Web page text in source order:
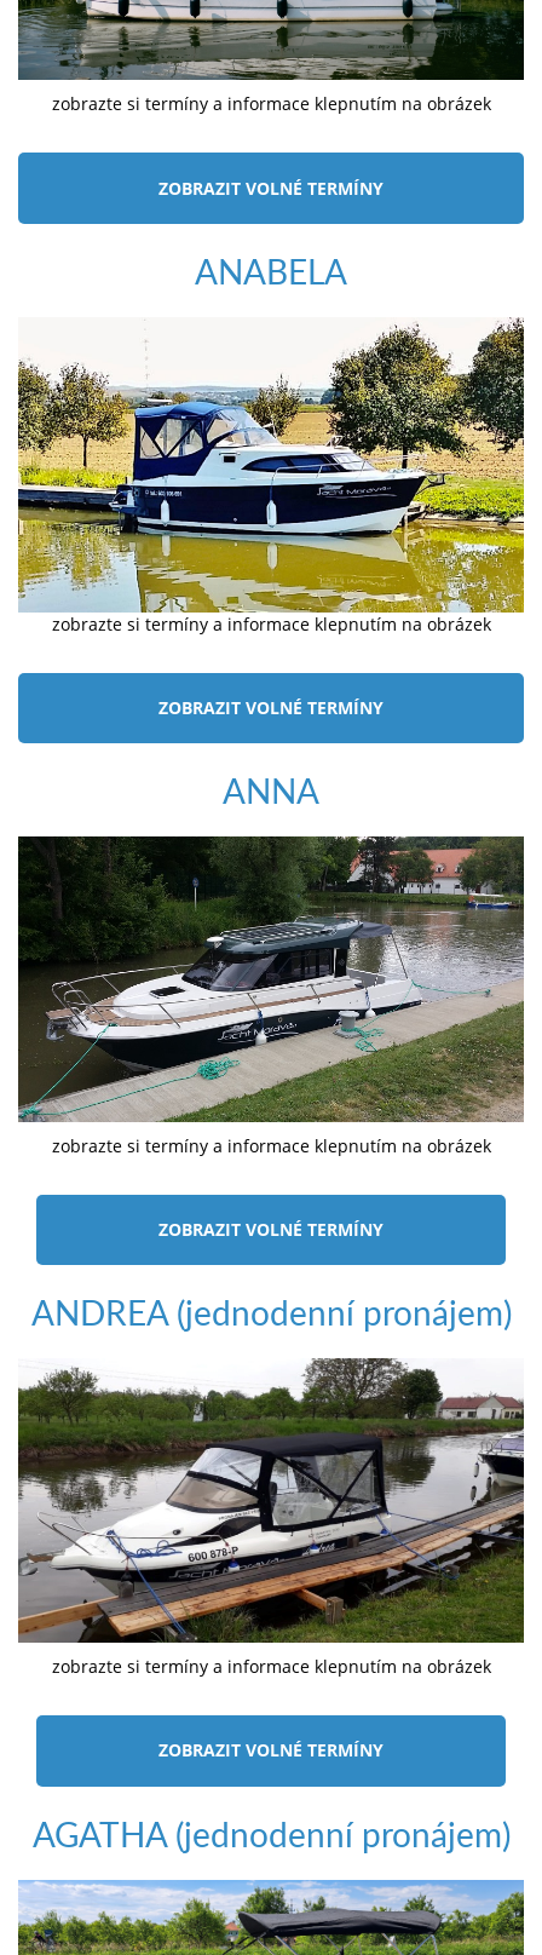
zobrazte si termíny a informace klepnutím na obrázek
ZOBRAZIT VOLNÉ TERMÍNY
ANABELA
zobrazte si termíny a informace klepnutím na obrázek
ZOBRAZIT VOLNÉ TERMÍNY
ANNA
zobrazte si termíny a informace klepnutím na obrázek
ZOBRAZIT VOLNÉ TERMÍNY
ANDREA (jednodenní pronájem)
zobrazte si termíny a informace klepnutím na obrázek
ZOBRAZIT VOLNÉ TERMÍNY
AGATHA (jednodenní pronájem)